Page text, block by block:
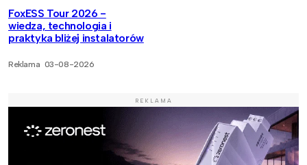
FoxESS Tour 2026 -
wiedza, technologia i
praktyka bliżej instalatorów
Reklama 03-08-2026
REKLAMA